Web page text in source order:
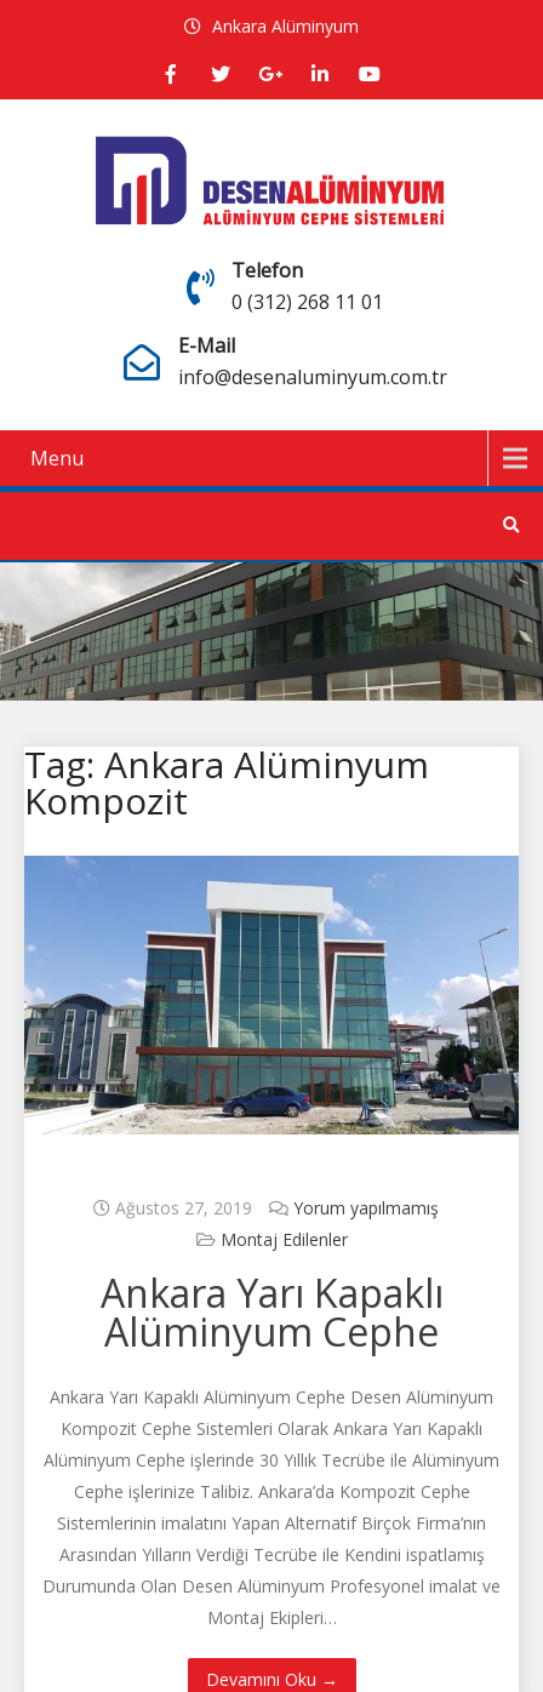
Ankara Alüminyum
Telefon
0 (312) 268 11 01
E-Mail
info@desenaluminyum.com.tr
Menu
Tag: Ankara Alüminyum
Kompozit
Ağustos 27, 2019
Yorum yapılmamış
Montaj Edilenler
Ankara Yarı Kapaklı
Alüminyum Cephe
Ankara Yarı Kapaklı Alüminyum Cephe Desen Alüminyum
Kompozit Cephe Sistemleri Olarak Ankara Yarı Kapaklı
Alüminyum Cephe işlerinde 30 Yıllık Tecrübe ile Alüminyum
Cephe işlerinize Talibiz. Ankara’da Kompozit Cephe
Sistemlerinin imalatını Yapan Alternatif Birçok Firma’nın
Arasından Yılların Verdiği Tecrübe ile Kendini ispatlamış
Durumunda Olan Desen Alüminyum Profesyonel imalat ve
Montaj Ekipleri…
Devamını Oku →